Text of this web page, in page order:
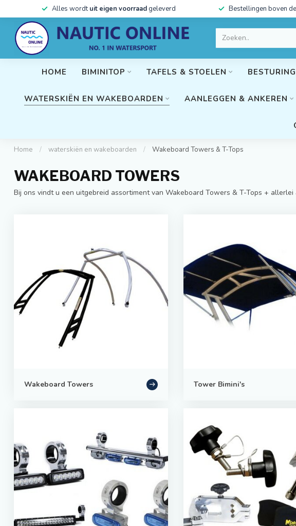
Alles wordtuit eigen voorraad geleverd Bestellingen boven
HOME BIMINITOP TAFELS & STOELEN BESTURING
WATERSKIËN EN WAKEBOARDEN AANLEGGEN & ANKEREN
Home / waterskiën en wakeboarden / Wakeboard Towers & T-Tops
WAKEBOARD TOWERS
Bij ons vindt u een uitgebreid assortiment van Wakeboard Towers & T-Tops + allerlei
Wakeboard Towers Tower Bimini's